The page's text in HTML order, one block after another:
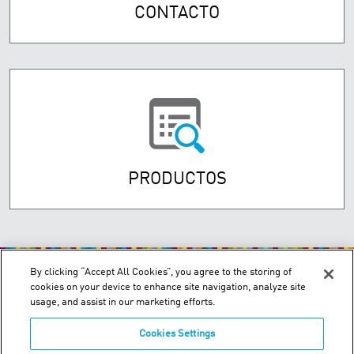
CONTACTO
PRODUCTOS
By clicking “Accept All Cookies”, you agree to the storing of
cookies on your device to enhance site navigation, analyze site
usage, and assist in our marketing efforts.
Cookies Settings